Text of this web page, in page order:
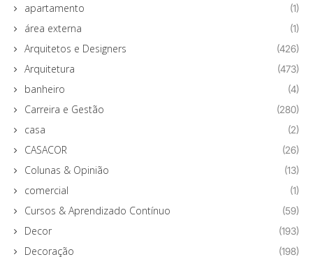
apartamento (1)
área externa (1)
Arquitetos e Designers (426)
Arquitetura (473)
banheiro (4)
Carreira e Gestão (280)
casa (2)
CASACOR (26)
Colunas & Opinião (13)
comercial (1)
Cursos & Aprendizado Contínuo (59)
Decor (193)
Decoração (198)